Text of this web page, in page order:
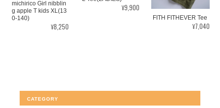
michirico Girl nibblin
g apple T kids XL(13
0-140)
¥8,250
¥9,900
FITH FITHEVER Tee
¥7,040
CATEGORY